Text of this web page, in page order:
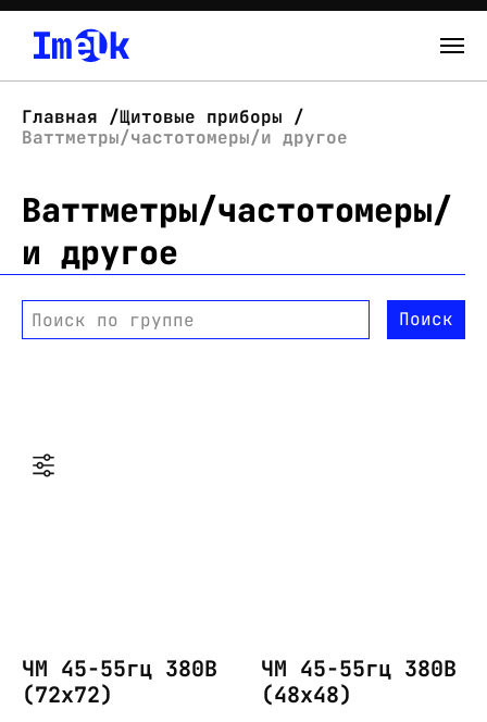
О нас
Новости
Склад
Главная
Щитовые приборы
Ваттметры/частотомеры/и другое
Ваттметры/частотомеры/
и другое
Поиск по группе Поиск
ЧМ 45-55гц 380В
(72х72)
ЧМ 45-55гц 380В
(48х48)